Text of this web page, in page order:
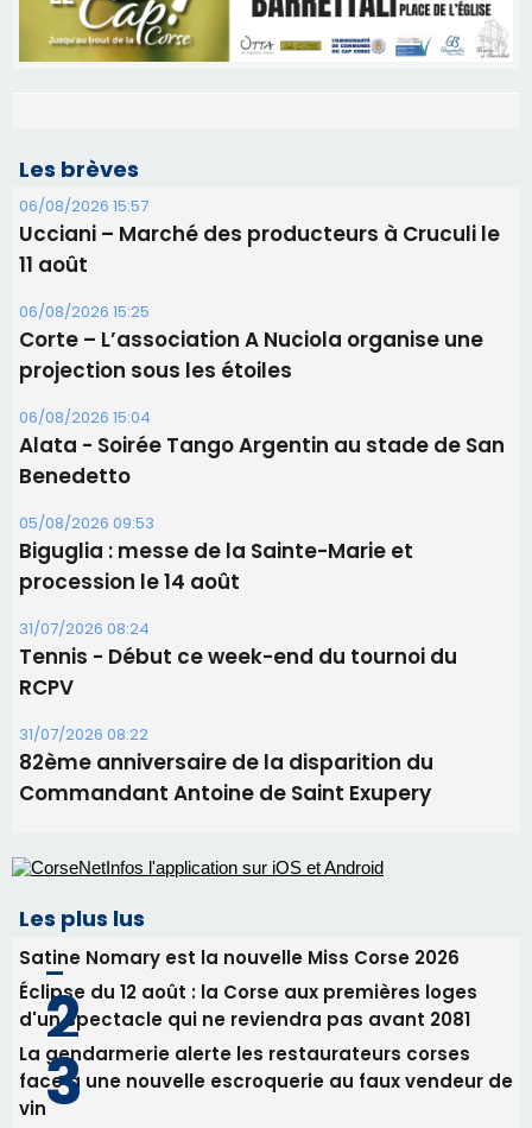
Les brèves
06/08/2026 15:57
Ucciani – Marché des producteurs à Cruculi le
11 août
06/08/2026 15:25
Corte – L’association A Nuciola organise une
projection sous les étoiles
06/08/2026 15:04
Alata - Soirée Tango Argentin au stade de San
Benedetto
05/08/2026 09:53
procession le 14 août
31/07/2026 08:24
Tennis - Début ce week-end du tournoi du
RCPV
31/07/2026 08:22
82ème anniversaire de la disparition du
Commandant Antoine de Saint Exupery